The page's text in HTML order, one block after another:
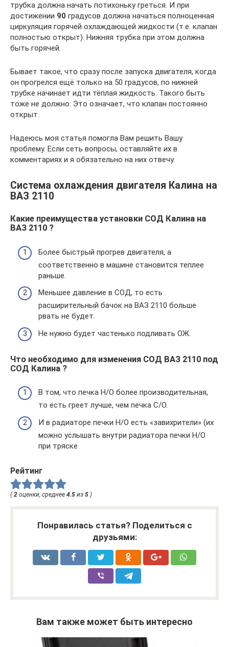
трубка должна начать потихоньку греться. И при
достижении 90 градусов должна начаться полноценная
циркуляция горячей охлаждающей жидкости (т.е. клапан
полностью открыт). Нижняя трубка при этом должна
быть горячей.
Бывает такое, что сразу после запуска двигателя, когда
он прогрелся ещё только на 50 градусов, по нижней
трубке начинает идти тёплая жидкость. Такого быть
тоже не должно. Это означает, что клапан постоянно
открыт.
Надеюсь моя статья помогла Вам решить Вашу
проблему. Если сеть вопросы, оставляйте их в
комментариях и я обязательно на них отвечу.
Система охлаждения двигателя Калина на
ВАЗ 2110
Какие преимущества установки СОД Калина на
ВАЗ 2110 ?
Более быстрый прогрев двигателя, а
соответственно в машине становится теплее
раньше.
Меньшее давление в СОД, то есть
расширительный бачок на ВАЗ 2110 больше
рвать не будет.
Не нужно будет частенько подливать ОЖ.
Что необходимо для изменения СОД ВАЗ 2110 под
СОД Калина ?
В том, что печка Н/О более производительная,
то есть греет лучше, чем печка С/О.
И в радиаторе печки Н/О есть «завихрители» (их
можно услышать внутри радиатора печки Н/О
при тряске
Рейтинг
( 2 оценки, среднее 4.5 из 5 )
Понравилась статья? Поделиться с
друзьями:
Вам также может быть интересно